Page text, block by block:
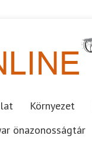
Környezet
önazonosságtár